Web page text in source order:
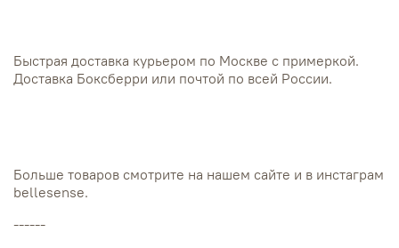
Быстрая доставка курьером по Москве с примеркой.
Доставка Боксберри или почтой по всей России.
Больше товаров смотрите на нашем сайте и в инстаграм
bellesense.
------